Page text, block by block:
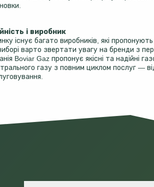
і виробник
існує багато виробників, які пропонують
варто звертати увагу на бренди з
Boviar Gaz пропонує якісні та надійні
газу з повним циклом послуг —